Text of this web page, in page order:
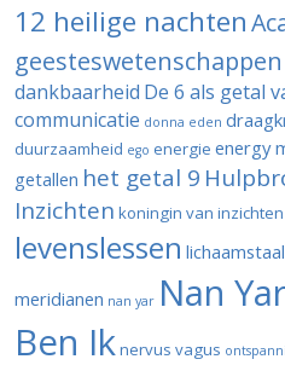
12 heilige nachten
geesteswetenschappen
dankbaarheid De 6 als getal
communicatie donna eden
duurzaamheid ego energie energy
getallen het getal 9
Inzichten koningin van inzichten
levenslessen
meridianen nan yar Nan
Ben Iknervus vagus